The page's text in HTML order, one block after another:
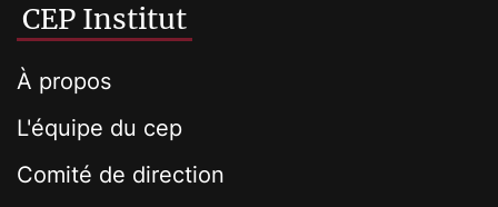
CEP Institut
À propos
L'équipe du cep
Comité de direction